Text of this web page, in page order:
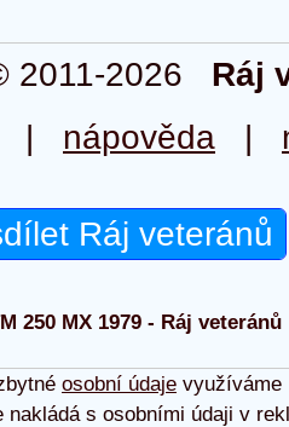
2011-2026 Ráj
| nápověda |
Ráj veteránů
250 MX 1979 - Ráj
osobní údajevyužíváme
nakládá s osobními údaji v